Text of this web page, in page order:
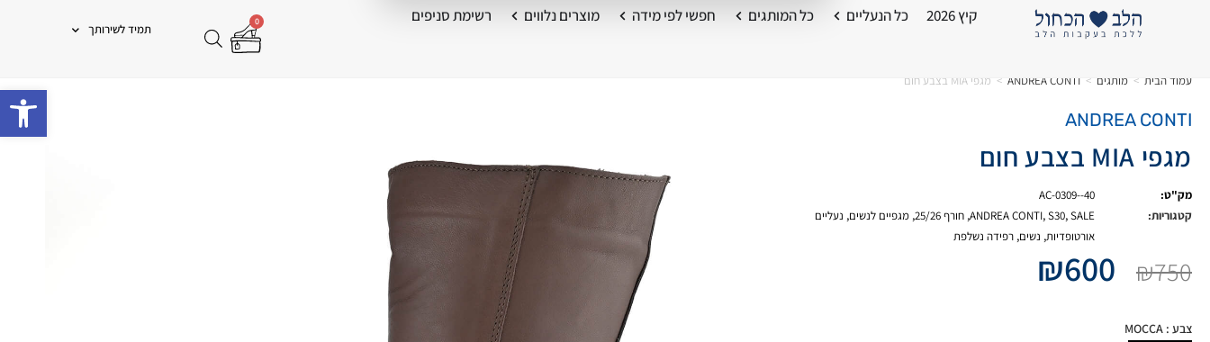
קיץ 2026 כל הנעליים כל המותגים חפשי לפי מידה מוצרים נלווים רשימת סניפים 0
תמיד לשירותך
עמוד הבית > מותגים >
ANDREA CONTI
> מגפי MIA בצבע חום
ANDREA CONTI
מגפי MIA בצבע חום
מק"ט:
AC-0309--40
קטגוריות:
ANDREA CONTI,S30,SALE
, חורף 25/26 , מגפיים לנשים, נעליים
אורטופדיות, נשים, רפידה נשלפת
₪750
₪600
צבע : MOCCA